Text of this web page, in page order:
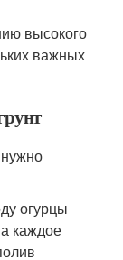
высокого
важных
огурцы
каждое